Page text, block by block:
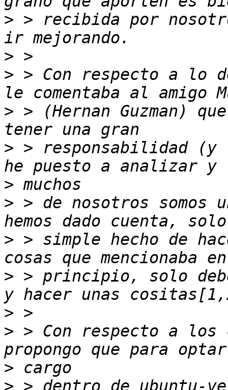
> > recibida por
>
> > Con respecto a lo
> > (Hernan Guzman)
> > responsabilidad (y
>
> > de nosotros somos
> > simple hecho de
> > principio, solo
>
> > Con respecto a
>
> > dentro de ubuntu-